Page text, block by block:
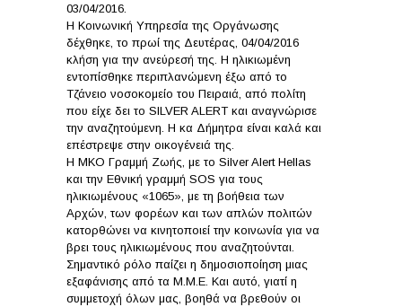
03/04/2016.
Η Κοινωνική Υπηρεσία της Οργάνωσης
δέχθηκε, το πρωί της Δευτέρας, 04/04/2016
κλήση για την ανεύρεσή της. Η ηλικιωμένη
εντοπίσθηκε περιπλανώμενη έξω από το
Τζάνειο νοσοκομείο του Πειραιά, από πολίτη
που είχε δει το SILVER ALERT και αναγνώρισε
την αναζητούμενη. Η κα Δήμητρα είναι καλά και
επέστρεψε στην οικογένειά της.
Η ΜΚΟ Γραμμή Ζωής, με το Silver Alert Hellas
και την Εθνική γραμμή SOS για τους
ηλικιωμένους «1065», με τη βοήθεια των
Αρχών, των φορέων και των απλών πολιτών
κατορθώνει να κινητοποιεί την κοινωνία για να
βρει τους ηλικιωμένους που αναζητούνται.
Σημαντικό ρόλο παίζει η δημοσιοποίηση μιας
εξαφάνισης από τα Μ.Μ.Ε. Και αυτό, γιατί η
συμμετοχή όλων μας, βοηθά να βρεθούν οι